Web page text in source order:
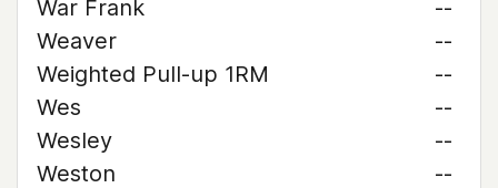
War Frank
--
Weaver
--
Weighted Pull-up 1RM
--
Wes
--
Wesley
--
Weston
--